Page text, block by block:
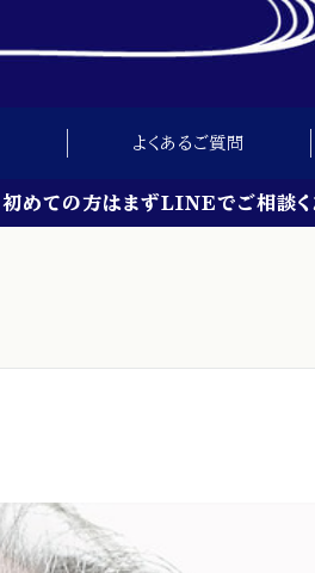
よくあるご質問
初めての方はまずLINEでご相談く